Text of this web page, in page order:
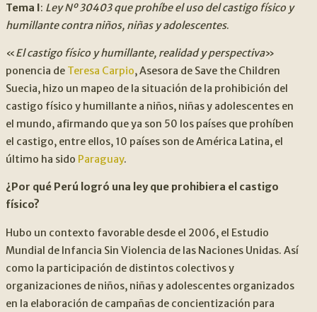
Tema I: Ley Nº 30403 que prohíbe el uso del castigo físico y
humillante contra niños, niñas y adolescentes.
«El castigo físico y humillante, realidad y perspectiva»
ponencia de Teresa Carpio, Asesora de Save the Children
Suecia, hizo un mapeo de la situación de la prohibición del
castigo físico y humillante a niños, niñas y adolescentes en
el mundo, afirmando que ya son 50 los países que prohíben
el castigo, entre ellos, 10 países son de América Latina, el
último ha sido Paraguay.
¿Por qué Perú logró una ley que prohibiera el castigo
físico?
Hubo un contexto favorable desde el 2006, el Estudio
Mundial de Infancia Sin Violencia de las Naciones Unidas. Así
como la participación de distintos colectivos y
organizaciones de niños, niñas y adolescentes organizados
en la elaboración de campañas de concientización para